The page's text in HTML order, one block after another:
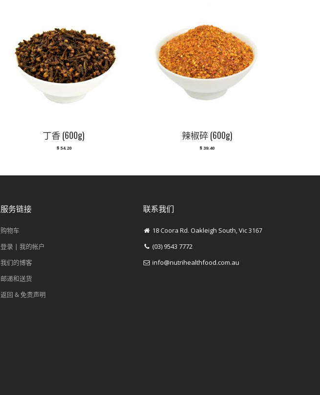
丁香 (600g)
$54.20
辣椒碎 (600g)
$39.40
服务链接
购物车
登录 | 我的帐户
我们的博客
邮递和送货
返回 & 免责声明
联系我们
18 Coora Rd. Oakleigh South, Vic 3167
(03) 9543 7772
info@nutrihealthfood.com.au